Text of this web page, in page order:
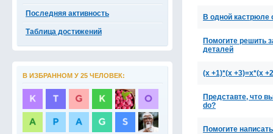
Последняя активность
Таблица достижений
В ИЗБРАННОМ У 25 ЧЕЛОВЕК:
В одной кастрюле
Помогите решить
деталей
(х +1)*(х +3)=х*(х
Представте, что
do?
Помогите